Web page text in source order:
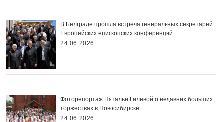
В Белграде прошла встреча генеральных секретарей
Европейских епископских конференций
24.06.2026
Фоторепортаж Натальи Гилёвой о недавних больших
торжествах в Новосибирске
24.06.2026